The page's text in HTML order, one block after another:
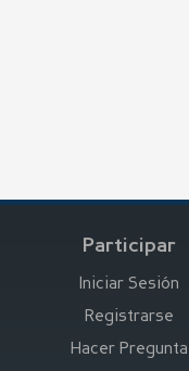
Participar
Iniciar Sesión
Registrarse
Hacer Pregunta